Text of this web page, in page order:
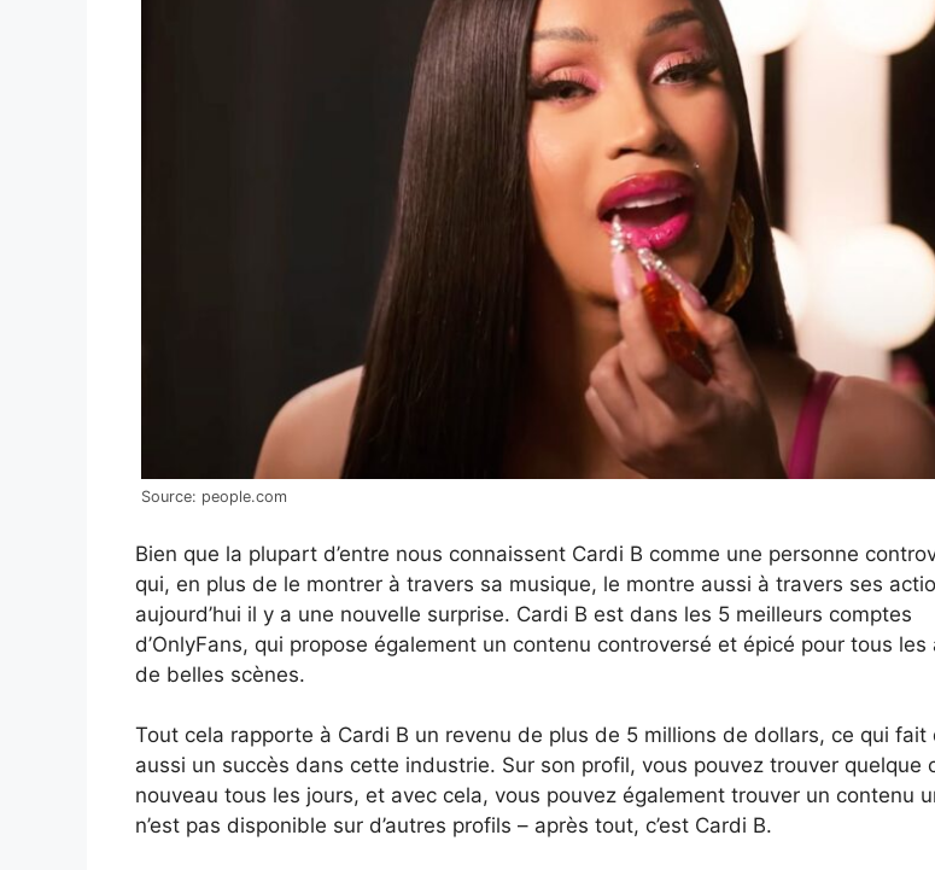
Source: people.com
Bien que la plupart d’entre nous connaissent Cardi B comme une personne
qui, en plus de le montrer à travers sa musique, le montre aussi à travers ses
aujourd’hui il y a une nouvelle surprise. Cardi B est dans les 5 meilleurs comptes
d’OnlyFans, qui propose également un contenu controversé et épicé pour tous les
de belles scènes.
Tout cela rapporte à Cardi B un revenu de plus de 5 millions de dollars, ce qui fait
aussi un succès dans cette industrie. Sur son profil, vous pouvez trouver quelque
nouveau tous les jours, et avec cela, vous pouvez également trouver un contenu
n’est pas disponible sur d’autres profils – après tout, c’est Cardi B.